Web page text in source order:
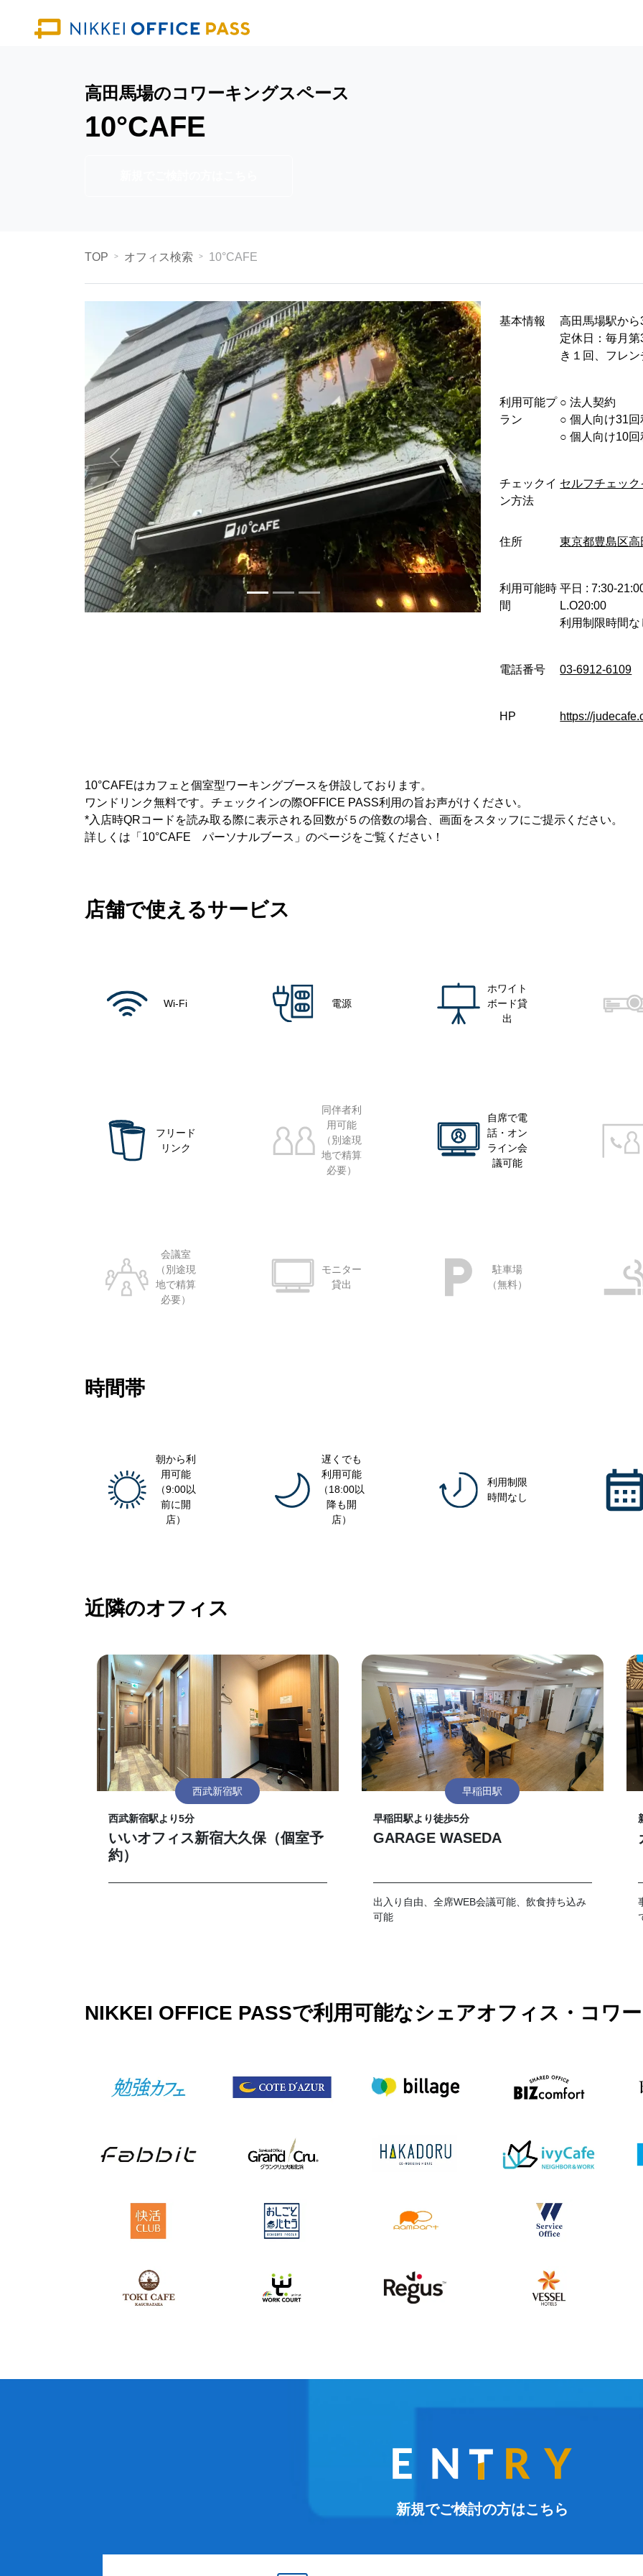
高田馬場のコワーキングスペース
10°CAFE
TOP オフィス検索 10°CAFE
基本情報
高田馬場駅から
定休日：毎月
き１回、フレ
利用可能プ
ラン
○︎ 法人契約
○︎ 個人向け31回
○︎ 個人向け10
チェックイ
ン方法
セルフチェック
住所 東京都豊島区高
利用可能時
間
平日 : 7:30-
L.O20:00
利用制限時間な
電話番号 03-6912-6109
HP https://
10°CAFEはカフェと個室型ワーキングブースを併設しております。
ワンドリンク無料です。チェックインの際OFFICE PASS利用の旨お声がけください。
*入店時QRコードを読み取る際に表示される回数が５の倍数の場合、画面をスタッフにご提示ください。
詳しくは「10°CAFE パーソナルブース」のページをご覧ください！
店舗で使えるサービス
Wi-Fi 電源
ホワイト
ボード貸
出
フリード
リンク
同伴者利
用可能
（別途現
地で精算
必要）
自席で電
話・オン
ライン会
議可能
会議室
（別途現
地で精算
必要）
モニター
貸出
駐車場
（無料）
時間帯
朝から利
用可能
（9:00以
前に開
店）
遅くでも
利用可能
（18:00以
降も開
店）
利用制限
時間なし
近隣のオフィス
西武新宿駅
西武新宿駅より5分
いいオフィス新宿大久保（個室予
約）
早稲田駅
早稲田駅より徒歩5分
GARAGE WASEDA
出入り自由、全席WEB会議可能、飲食持ち込み
可能
NIKKEI OFFICE PASSで利用可能なシェアオフィス・コワ
新規でご検討の方はこちら